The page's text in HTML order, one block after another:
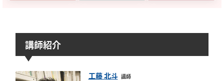
講師紹介
工藤 北斗 講師